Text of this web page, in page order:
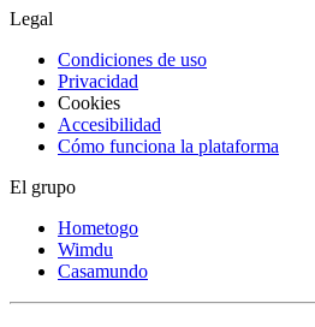
Legal
Condiciones de uso
Privacidad
Cookies
Accesibilidad
Cómo funciona la plataforma
El grupo
Hometogo
Wimdu
Casamundo